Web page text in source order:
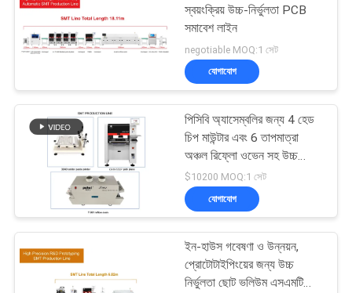
এসএমডি পিক এবং প্লেস
মেশিন
পিসিবি বিধানসভা লাইন
স্বয়ংক্রিয় উচ্চ-নির্ভুলতা PCB
সমাবেশ লাইন
negotiable MOQ:1 সেট
যোগাযোগ
পিসিবি অ্যাসেম্বলির জন্য 4 হেড
চিপ মাউন্টার এবং 6 তাপমাত্রা
অঞ্চল রিফ্লো ওভেন সহ উচ্চ
নির্ভুলতা SMT উত্পাদন লাইন
$10200 MOQ:1 সেট
যোগাযোগ
ইন-হাউস গবেষণা ও উন্নয়ন,
প্রোটোটাইপিংয়ের জন্য উচ্চ
নির্ভুলতা ছোট ভলিউম এসএমটি